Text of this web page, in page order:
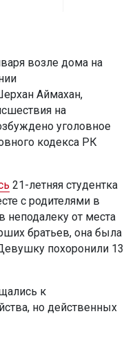
возле дома на
Аймахан,
на
уголовное
кодекса РК
21-летняя студентка
с родителями в
от места
братьев, она была
похоронили 13
к
но действенных